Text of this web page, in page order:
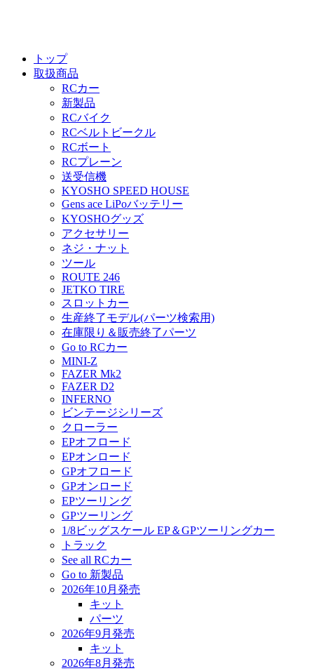
トップ
取扱商品
RCカー
新製品
RCバイク
RCベルトビークル
RCボート
RCプレーン
送受信機
KYOSHO SPEED HOUSE
Gens ace LiPoバッテリー
KYOSHOグッズ
アクセサリー
ネジ・ナット
ツール
ROUTE 246
JETKO TIRE
スロットカー
生産終了モデル(パーツ検索用)
在庫限り＆販売終了パーツ
Go to RCカー
MINI-Z
FAZER Mk2
FAZER D2
INFERNO
ビンテージシリーズ
クローラー
EPオフロード
EPオンロード
GPオフロード
GPオンロード
EPツーリング
GPツーリング
1/8ビッグスケール EP＆GPツーリングカー
トラック
See all RCカー
Go to 新製品
2026年10月発売
キット
パーツ
2026年9月発売
キット
2026年8月発売